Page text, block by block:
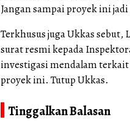
Jangan sampai proyek ini
Terkhusus juga Ukkas sebut,
surat resmi kepada
investigasi mendalam terkait
proyek ini. Tutup Ukkas.
Tinggalkan Balasan